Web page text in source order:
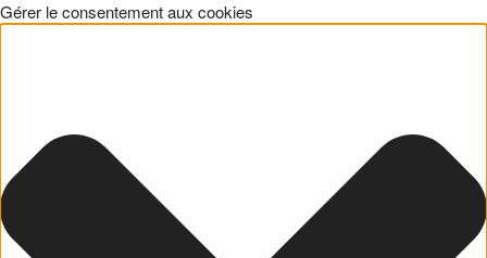
Gérer le consentement aux cookies